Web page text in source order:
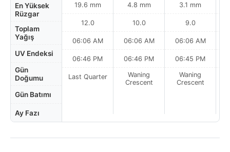
En Yüksek
Rüzgar
Toplam
Yağış
UV Endeksi
Gün
Doğumu
Gün Batımı
Ay Fazı
19.6 mm
12.0
06:06 AM
06:46 PM
Last Quarter
4.8 mm
10.0
06:06 AM
06:46 PM
Waning
Crescent
3.1 mm
9.0
06:06 AM
06:45 PM
Waning
Crescent